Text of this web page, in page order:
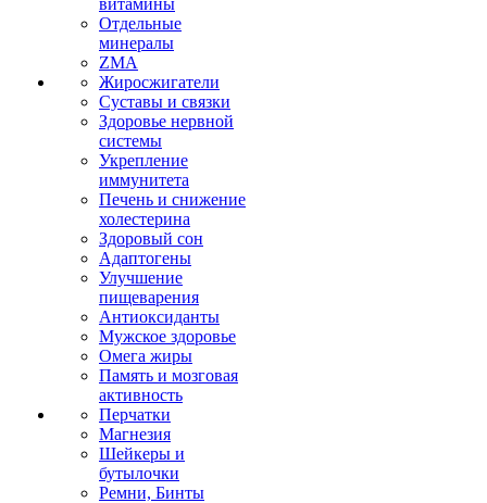
витамины
Отдельные
минералы
ZMA
Жиросжигатели
Суставы и связки
Здоровье нервной
системы
Укрепление
иммунитета
Печень и снижение
холестерина
Здоровый сон
Адаптогены
Улучшение
пищеварения
Антиоксиданты
Мужское здоровье
Омега жиры
Память и мозговая
активность
Перчатки
Магнезия
Шейкеры и
бутылочки
Ремни, Бинты